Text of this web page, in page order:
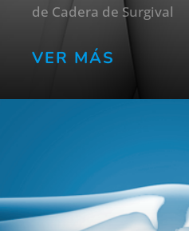
de Cadera de Surgival
VER MÁS